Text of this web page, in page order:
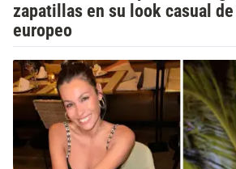
zapatillas en su look casual
europeo